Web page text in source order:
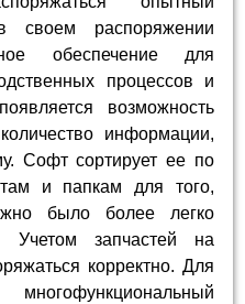
своем распоряжении
обеспечение для
процессов и
возможность
информации,
Софт сортирует ее по
и папкам для того,
было более легко
Учетом запчастей на
корректно. Для